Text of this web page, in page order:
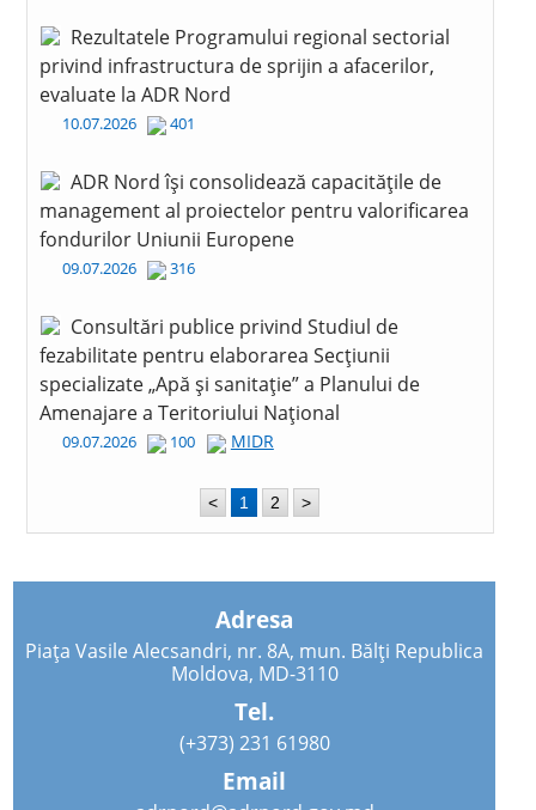
Rezultatele Programului regional sectorial
privind infrastructura de sprijin a afacerilor,
evaluate la ADR Nord
10.07.2026 401
ADR Nord își consolidează capacitățile de
management al proiectelor pentru valorificarea
fondurilor Uniunii Europene
09.07.2026 316
Consultări publice privind Studiul de
fezabilitate pentru elaborarea Secțiunii
specializate „Apă și sanitație” a Planului de
Amenajare a Teritoriului Național
09.07.2026 100 MIDR
< 1 2 >
Adresa
Piața Vasile Alecsandri, nr. 8A, mun. Bălți Republica
Moldova, MD-3110
Tel.
(+373) 231 61980
Email